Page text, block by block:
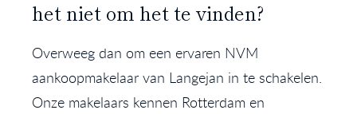
het niet om het te vinden?
Overweeg dan om een ervaren NVM
aankoopmakelaar van Langejan in te schakelen.
Onze makelaars kennen Rotterdam en